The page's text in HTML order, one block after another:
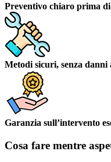
Preventivo chiaro prima
Metodi sicuri, senza
Garanzia sull’intervento
Cosa fare mentre